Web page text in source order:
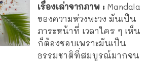
เรื่องเล่าจากภาพ : Mandala
ของความห่วงพะวง มันเป็น
ภาระหน้าที่ เวลาใคร ๆ เห็น
ก็ต้องชอบเพราะมันเป็น
ธรรมชาติที่สมบูรณ์มากจน